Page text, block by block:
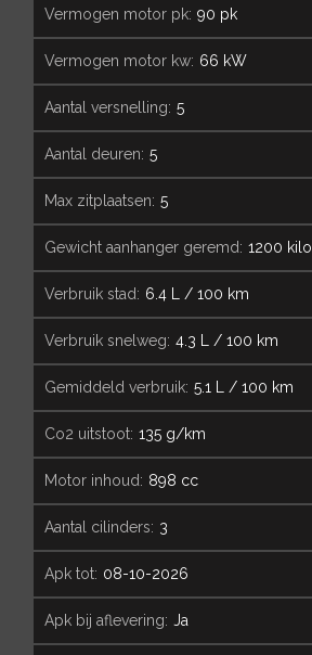
vermogen motor pk: 90 pk
vermogen motor kw: 66 kW
aantal versnelling: 5
aantal deuren: 5
max zitplaatsen: 5
gewicht aanhanger geremd: 1200 kilo
verbruik stad: 6.4 L / 100 km
verbruik snelweg: 4.3 L / 100 km
gemiddeld verbruik: 5.1 L / 100 km
co2 uitstoot: 135 g/km
motor inhoud: 898 cc
aantal cilinders: 3
apk tot: 08-10-2026
apk bij aflevering: Ja